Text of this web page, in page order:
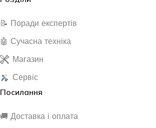
📝 Поради експертів
🤖 Сучасна техніка
Магазин
Сервіс
Посилання
🚚 Доставка і оплата